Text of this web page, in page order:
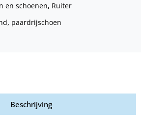
en schoenen, Ruiter
, paardrijschoen
Beschrijving